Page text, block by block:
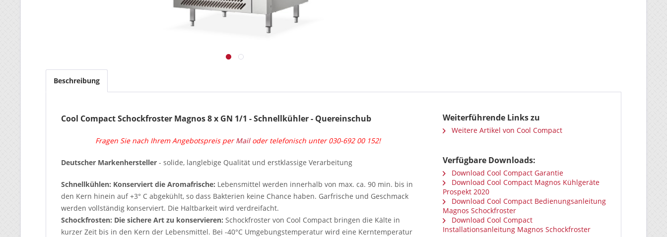
Beschreibung
Cool Compact Schockfroster Magnos 8 x GN 1/1 - Schnellkühler - Quereinschub
Fragen Sie nach Ihrem Angebotspreis perMailoder telefonisch unter 030-692 00 152!
Deutscher Markenhersteller - solide, langlebige Qualität und erstklassige Verarbeitung
Schnellkühlen: Konserviert die Aromafrische: Lebensmittel werden innerhalb von max. ca. 90 min. bis in
den Kern hinein auf +3° C abgekühlt, so dass Bakterien keine Chance haben. Garfrische und Geschmack
werden vollständig konserviert. Die Haltbarkeit wird verdreifacht.
Schockfrosten: Die sichere Art zu konservieren: Schockfroster von Cool Compact bringen die Kälte in
kurzer Zeit bis in den Kern der Lebensmittel. Bei -40°C Umgebungstemperatur wird eine Kerntemperatur
Weiterführende Links zu
Weitere Artikel von Cool Compact
Verfügbare Downloads:
Download Cool Compact Garantie
Download Cool Compact Magnos Kühlgeräte
Prospekt 2020
Download Cool Compact Bedienungsanleitung
Magnos Schockfroster
Download Cool Compact
Installationsanleitung Magnos Schockfroster